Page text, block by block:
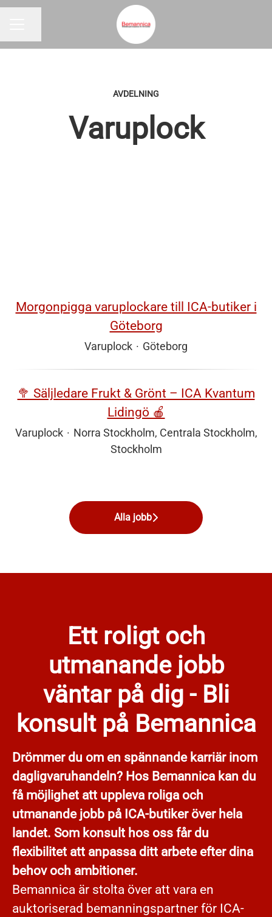
AVDELNING
Varuplock
Morgonpigga varuplockare till ICA-butiker i
Göteborg
Varuplock · Göteborg
🥦 Säljledare Frukt & Grönt – ICA Kvantum
Lidingö 🍎
Varuplock · Norra Stockholm, Centrala Stockholm,
Stockholm
Alla jobb
Ett roligt och
utmanande jobb
väntar på dig - Bli
konsult på Bemannica
Drömmer du om en spännande karriär inom
dagligvaruhandeln? Hos Bemannica kan du
få möjlighet att uppleva roliga och
utmanande jobb på ICA-butiker över hela
landet. Som konsult hos oss får du
flexibilitet att anpassa ditt arbete efter dina
behov och ambitioner.
Bemannica är stolta över att vara en
auktoriserad bemanningspartner för ICA-